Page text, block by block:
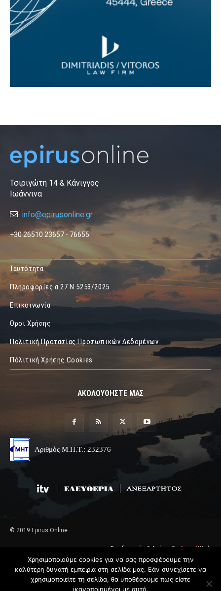
Τσιριγώτη 14 & Κάνιγγος
Ιωάννινα
info@epirusonline.gr
+30 26510 23657 - 76655
Ταυτότητα
Πληροφορίες α.27 Ν.5253/2025
Επικοινωνία
Όροι Χρήσης
Πολιτική Προτασίας Προσωπικών Δεδομένων
Πόλιτική Χρήσης Cookies
ΑΚΟΛΟΥΘΗΣΤΕ ΜΑΣ
Αριθμός Μ.Η.Τ.: 232376
© 2019 Epirus Online
Σχεδιασμός & Ανάπτυξη AngelWeb
Χρησιμοποιούμε cookies για να σας προσφέρουμε την
καλύτερη δυνατή εμπειρία στη σελίδα μας. Εάν συνεχίσετε να
χρησιμοποιείτε τη σελίδα, θα υποθέσουμε πως είστε
ικανοποιημένοι με αυτό.